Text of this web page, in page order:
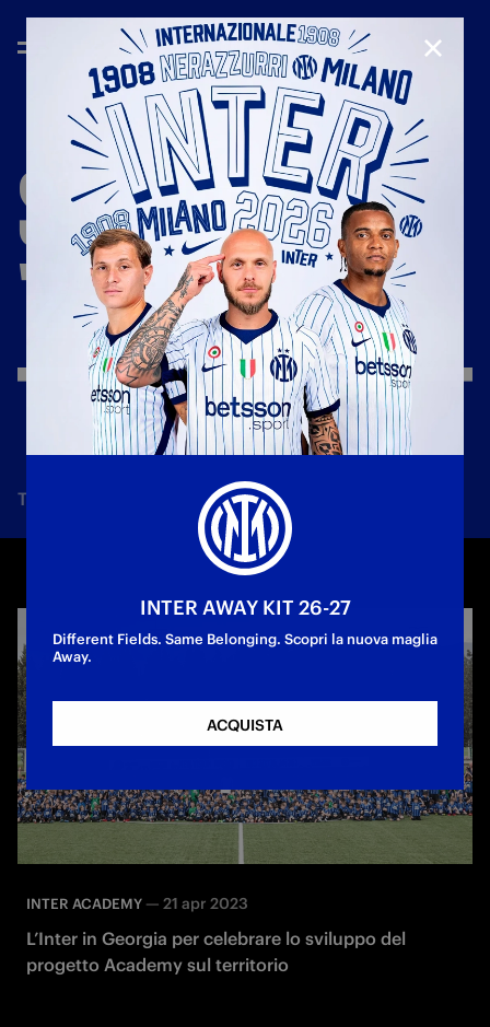
STAGIONE
'22/'23
Tutte le notizie Squadra Società
INTER ACADEMY — 21 apr 2023
L’Inter in Georgia per celebrare lo sviluppo del
progetto Academy sul territorio
INTER AWAY KIT 26-27
Different Fields. Same Belonging. Scopri la nuova maglia
Away.
ACQUISTA